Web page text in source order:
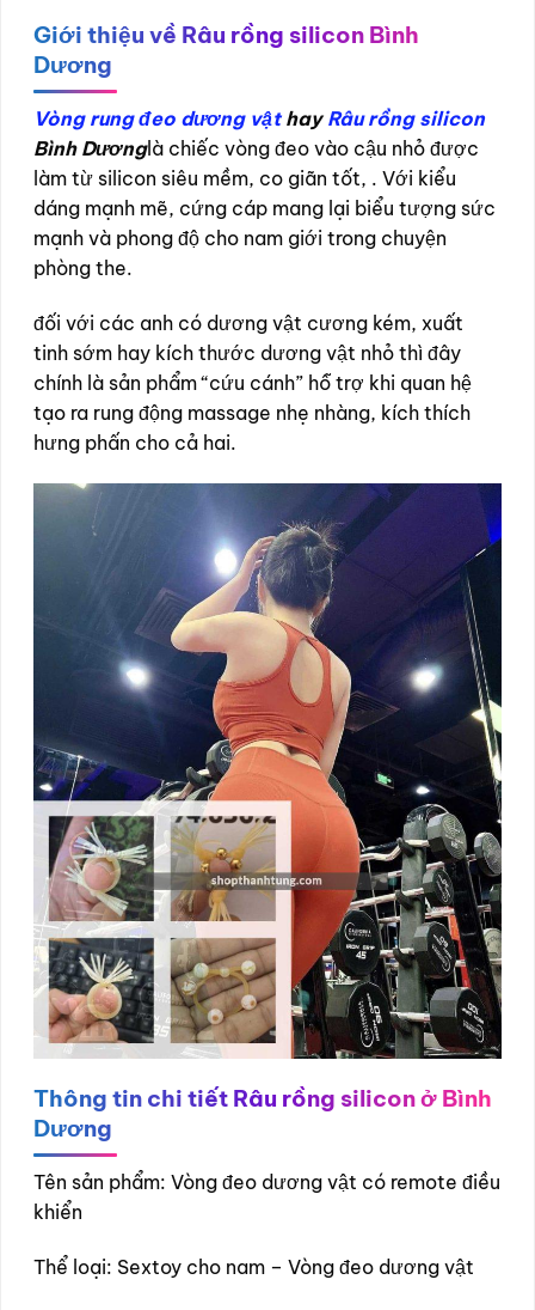
Giới thiệu về Râu rồng silicon Bình
Dương
Vòng rung đeo dương vậthay Râu rồng silicon
Bình Dươnglà chiếc vòng đeo vào cậu nhỏ được
làm từ silicon siêu mềm, co giãn tốt, . Với kiểu
dáng mạnh mẽ, cứng cáp mang lại biểu tượng sức
mạnh và phong độ cho nam giới trong chuyện
phòng the.
đối với các anh có dương vật cương kém, xuất
tinh sớm hay kích thước dương vật nhỏ thì đây
chính là sản phẩm “cứu cánh” hỗ trợ khi quan hệ
tạo ra rung động massage nhẹ nhàng, kích thích
hưng phấn cho cả hai.
Thông tin chi tiết Râu rồng silicon ở Bình
Dương
Tên sản phẩm: Vòng đeo dương vật có remote điều
khiển
Thể loại: Sextoy cho nam – Vòng đeo dương vật